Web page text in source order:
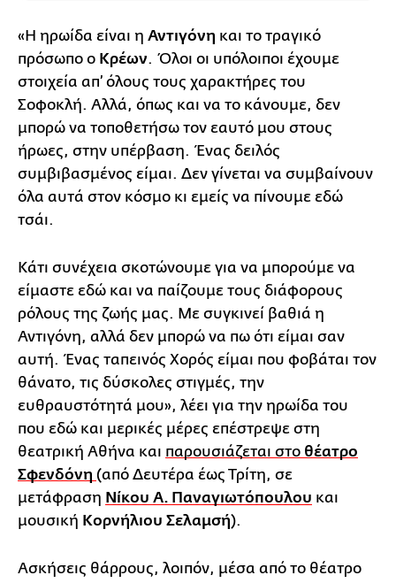
«Η ηρωίδα είναι η Αντιγόνη και το τραγικό
πρόσωπο ο Κρέων. Όλοι οι υπόλοιποι έχουμε
στοιχεία απ’ όλους τους χαρακτήρες του
Σοφοκλή. Αλλά, όπως και να το κάνουμε, δεν
μπορώ να τοποθετήσω τον εαυτό μου στους
ήρωες, στην υπέρβαση. Ένας δειλός
συμβιβασμένος είμαι. Δεν γίνεται να συμβαίνουν
όλα αυτά στον κόσμο κι εμείς να πίνουμε εδώ
τσάι.
Κάτι συνέχεια σκοτώνουμε για να μπορούμε να
είμαστε εδώ και να παίζουμε τους διάφορους
ρόλους της ζωής μας. Με συγκινεί βαθιά η
Αντιγόνη, αλλά δεν μπορώ να πω ότι είμαι σαν
αυτή. Ένας ταπεινός Χορός είμαι που φοβάται τον
θάνατο, τις δύσκολες στιγμές, την
ευθραυστότητά μου», λέει για την ηρωίδα του
που εδώ και μερικές μέρες επέστρεψε στη
θεατρική Αθήνα και παρουσιάζεται στο θέατρο
Σφενδόνη (από Δευτέρα έως Τρίτη, σε
μετάφραση Νίκου Α. Παναγιωτόπουλου και
μουσική Κορνήλιου Σελαμσή).
Ασκήσεις θάρρους, λοιπόν, μέσα από το θέατρο